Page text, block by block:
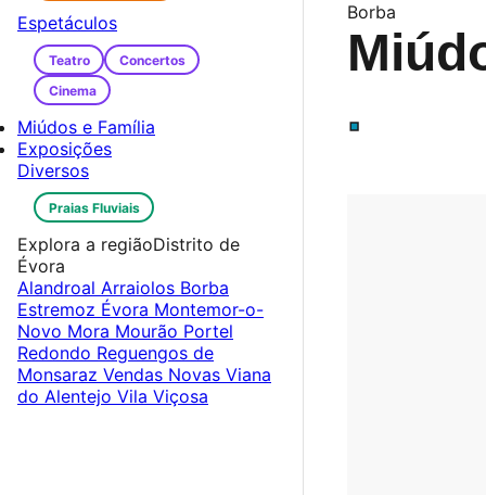
Borba
.
Espetáculos
Teatro
Concertos
Cinema
Miúdos e Família
Exposições
Diversos
Praias Fluviais
Explora a regiãoDistrito de
Évora
Alandroal Arraiolos Borba
Estremoz Évora Montemor-o-
Novo Mora Mourão Portel
Redondo Reguengos de
Monsaraz Vendas Novas Viana
do Alentejo Vila Viçosa